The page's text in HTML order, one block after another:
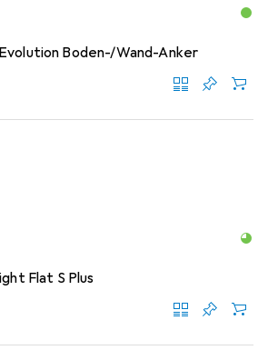
Boden-/Wand-Anker
Flat S Plus